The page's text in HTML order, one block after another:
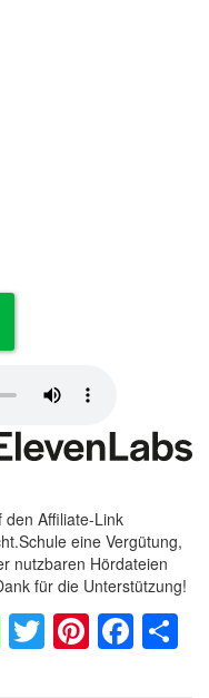
den Affiliate-Link
eine Vergütung,
nutzbaren Hördateien
für die Unterstützung!
WhatsApp
Twitter